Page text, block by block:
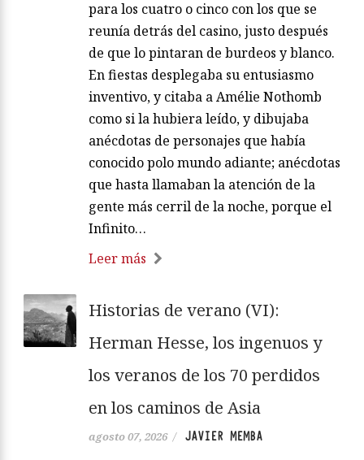
para los cuatro o cinco con los que se
reunía detrás del casino, justo después
de que lo pintaran de burdeos y blanco.
En fiestas desplegaba su entusiasmo
inventivo, y citaba a Amélie Nothomb
como si la hubiera leído, y dibujaba
anécdotas de personajes que había
conocido polo mundo adiante; anécdotas
que hasta llamaban la atención de la
gente más cerril de la noche, porque el
Infinito…
Leer más
Historias de verano (VI):
Herman Hesse, los ingenuos y
los veranos de los 70 perdidos
en los caminos de Asia
agosto 07, 2026 / JAVIER MEMBA